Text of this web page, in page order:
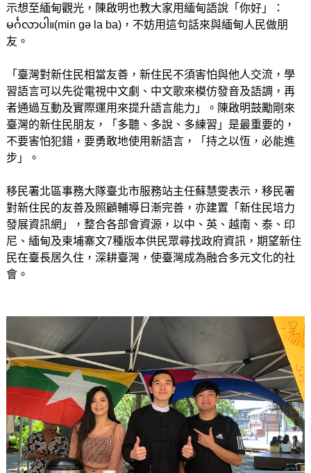
示想至緬甸觀光，陳啟明也教大家用緬甸語說「你好」：
မင်္ဂလာပါ။(min gə la ba)，不妨用這句話來與緬甸人民做朋
友。
「臺灣對新住民相當友善，新住民不須害怕與他人交流，學
習語言可以先從電視中文劇、中文歌來模仿發音及語調，再
者通過互動及實際運用來提升語言能力」。陳啟明鼓勵剛來
臺灣的新住民朋友，「多聽、多說、多練習」是最重要的，
不要害怕犯錯，要勇敢地使用新語言，「持之以恆，必能進
步」。
移民署北區事務大隊臺北市服務站主任蘇慧雯表示，移民署
對新住民的友善及照顧輔導日漸完善，亦建置「新住民培力
發展資訊網」，整合各部會資源，以中、英、越南、泰、印
尼、緬甸及柬埔寨文7種版本供民眾尋找政府資訊，期望新住
民在臺長居久住，深耕臺灣，使臺灣成為融合多元文化的社
會。